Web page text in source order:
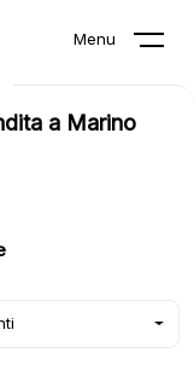
Menu
a Marino